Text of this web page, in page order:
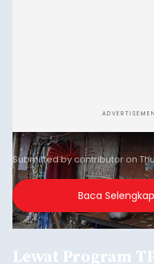
Submitted bycontributoron
Baca
Lewat Program